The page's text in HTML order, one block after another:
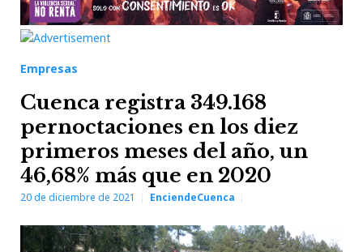
Empresas
Cuenca registra 349.168
pernoctaciones en los diez
primeros meses del año, un
46,68% más que en 2020
20 de diciembre de 2021 EnciendeCuenca